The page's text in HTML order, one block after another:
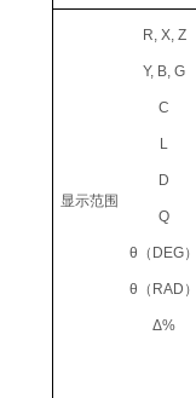
显示范围
R, X, Z
Y, B, G
C
L
D
Q
θ（DEG）
θ（RAD）
Δ%